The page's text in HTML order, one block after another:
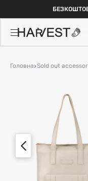
Головна Sold out